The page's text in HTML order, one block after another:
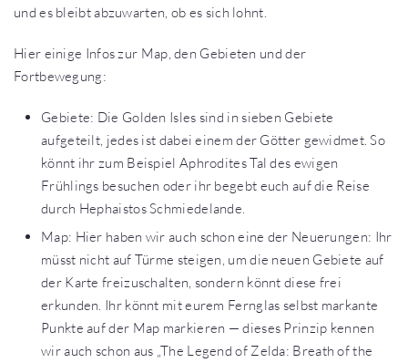
und es bleibt abzuwarten, ob es sich lohnt.
Hier einige Infos zur Map, den Gebieten und der
Fortbewegung:
Gebiete: Die Golden Isles sind in sieben Gebiete
aufgeteilt, jedes ist dabei einem der Götter gewidmet. So
könnt ihr zum Beispiel Aphrodites Tal des ewigen
Frühlings besuchen oder ihr begebt euch auf die Reise
durch Hephaistos Schmiedelande.
Map: Hier haben wir auch schon eine der Neuerungen: Ihr
müsst nicht auf Türme steigen, um die neuen Gebiete auf
der Karte freizuschalten, sondern könnt diese frei
erkunden. Ihr könnt mit eurem Fernglas selbst markante
Punkte auf der Map markieren — dieses Prinzip kennen
wir auch schon aus „The Legend of Zelda: Breath of the